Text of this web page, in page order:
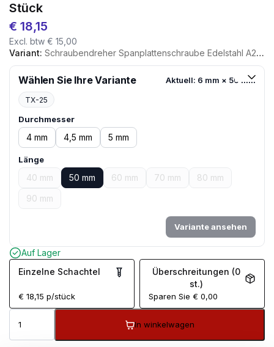
Stück
€ 18,15
Excl. btw € 15,00
Variant: Schraubendreher Spanplattenschraube Edelstahl A2 6.0 X 50 Gewinde TX-25 100 Stück
Wählen Sie Ihre Variante Aktuell: 6 mm × 50 mm
TX-25
Durchmesser
4 mm 4,5 mm 5 mm
Länge
40 mm 50 mm 60 mm 70 mm
80 mm
90 mm
Variante ansehen
Auf Lager
Einzelne Schachtel
€ 18,15 p/stück
Überschreitungen (0
st.)
Sparen Sie€ 0,00
In winkelwagen